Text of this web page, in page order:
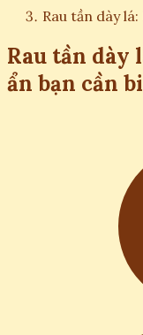
Rau tần dày
Rau tần dày
ẩn bạn cần